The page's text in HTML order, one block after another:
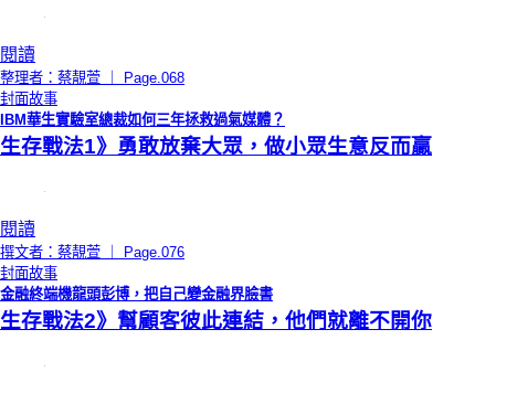
閱讀
整理者：蔡靚萱 ｜ Page.068
封面故事
IBM華生實驗室總裁如何三年拯救過氣媒體？
生存戰法1》勇敢放棄大眾，做小眾生意反而贏
閱讀
撰文者：蔡靚萱 ｜ Page.076
封面故事
金融終端機龍頭彭博，把自己變金融界臉書
生存戰法2》幫顧客彼此連結，他們就離不開你